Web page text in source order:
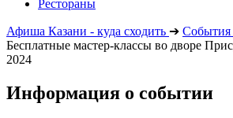
Рестораны
Афиша Казани - куда сходить ➔ События
Бесплатные мастер-классы во дворе
2024
Информация о событии